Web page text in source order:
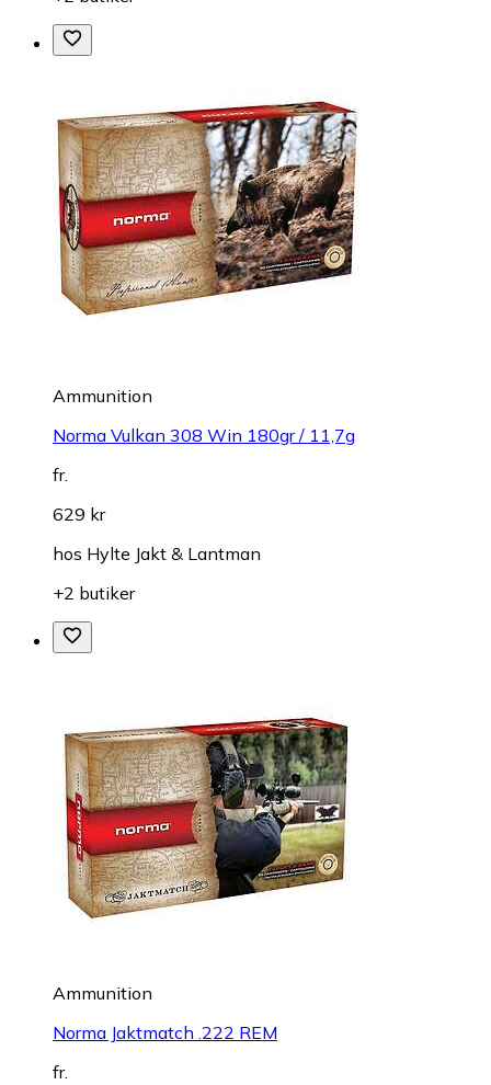
Ammunition
Norma Vulkan 308 Win 180gr / 11,7g
fr.
629 kr
hos Hylte Jakt & Lantman
+2 butiker
Ammunition
Norma Jaktmatch .222 REM
fr.